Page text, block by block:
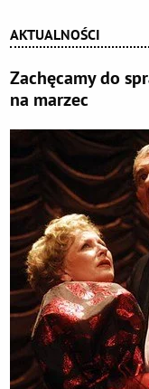
AKTUALNOŚCI
Zachęcamy do
na marzec